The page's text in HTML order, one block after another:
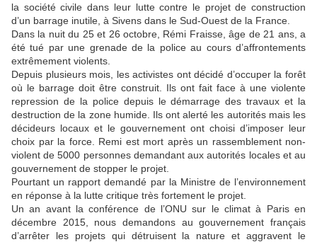
la société civile dans leur lutte contre le projet de construction
d’un barrage inutile, à Sivens dans le Sud-Ouest de la France.
Dans la nuit du 25 et 26 octobre, Rémi Fraisse, âge de 21 ans, a
été tué par une grenade de la police au cours d’affrontements
extrêmement violents.
Depuis plusieurs mois, les activistes ont décidé d’occuper la forêt
où le barrage doit être construit. Ils ont fait face à une violente
repression de la police depuis le démarrage des travaux et la
destruction de la zone humide. Ils ont alerté les autorités mais les
décideurs locaux et le gouvernement ont choisi d’imposer leur
choix par la force. Remi est mort après un rassemblement non-
violent de 5000 personnes demandant aux autorités locales et au
gouvernement de stopper le projet.
Pourtant un rapport demandé par la Ministre de l’environnement
en réponse à la lutte critique très fortement le projet.
Un an avant la conférence de l’ONU sur le climat à Paris en
décembre 2015, nous demandons au gouvernement français
d’arrêter les projets qui détruisent la nature et aggravent le